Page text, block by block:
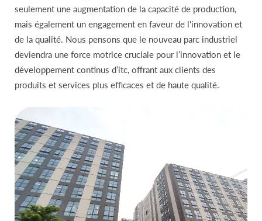
seulement une augmentation de la capacité de production,
mais également un engagement en faveur de l'innovation et
de la qualité. Nous pensons que le nouveau parc industriel
deviendra une force motrice cruciale pour l’innovation et le
développement continus d’itc, offrant aux clients des
produits et services plus efficaces et de haute qualité.